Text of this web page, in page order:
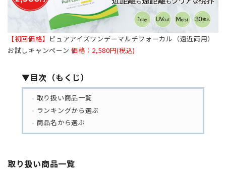
【初回価格】 ピュアアイズワンデーマルチフォーカル（遠近両用）
お試しキャンペーン 価格：2,580円(税込)
▼目次（もくじ）
取り扱い商品一覧
ランキングから選ぶ
商品名から選ぶ
取り扱い商品一覧